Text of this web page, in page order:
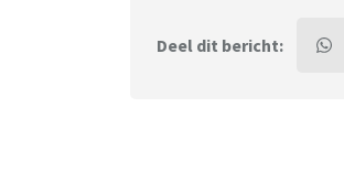
Deel dit bericht: